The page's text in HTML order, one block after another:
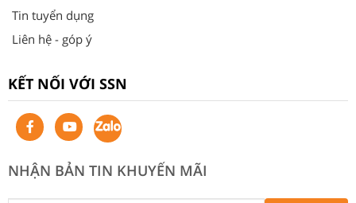
Tin tuyển dụng
Liên hệ - góp ý
KẾT NỐI VỚI SSN
NHẬN BẢN TIN KHUYẾN MÃI